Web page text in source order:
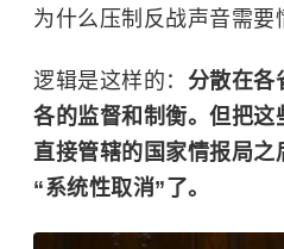
为什么压制反战声音需要
逻辑是这样的： 分散在各
各的监督和制衡。但把这
直接管辖的国家情报局
“系统性取消”了。